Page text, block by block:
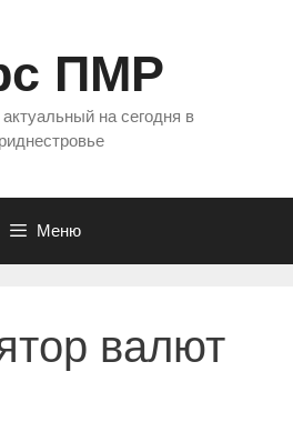
ПМР
на сегодня в
Меню
валют